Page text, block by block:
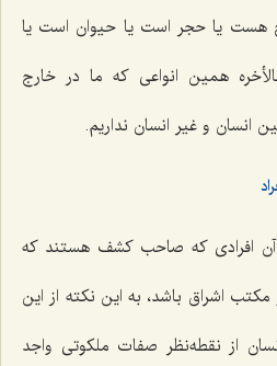
هست یا حجر است یا حیوان است یا
همین انواعى که ما در خارج
و غیر انسان نداریم.
آن افرادى که صاحب کشف هستند که
اشراق باشد، به این نکته از این
از نقطه‌نظر صفات ملکوتى واجد